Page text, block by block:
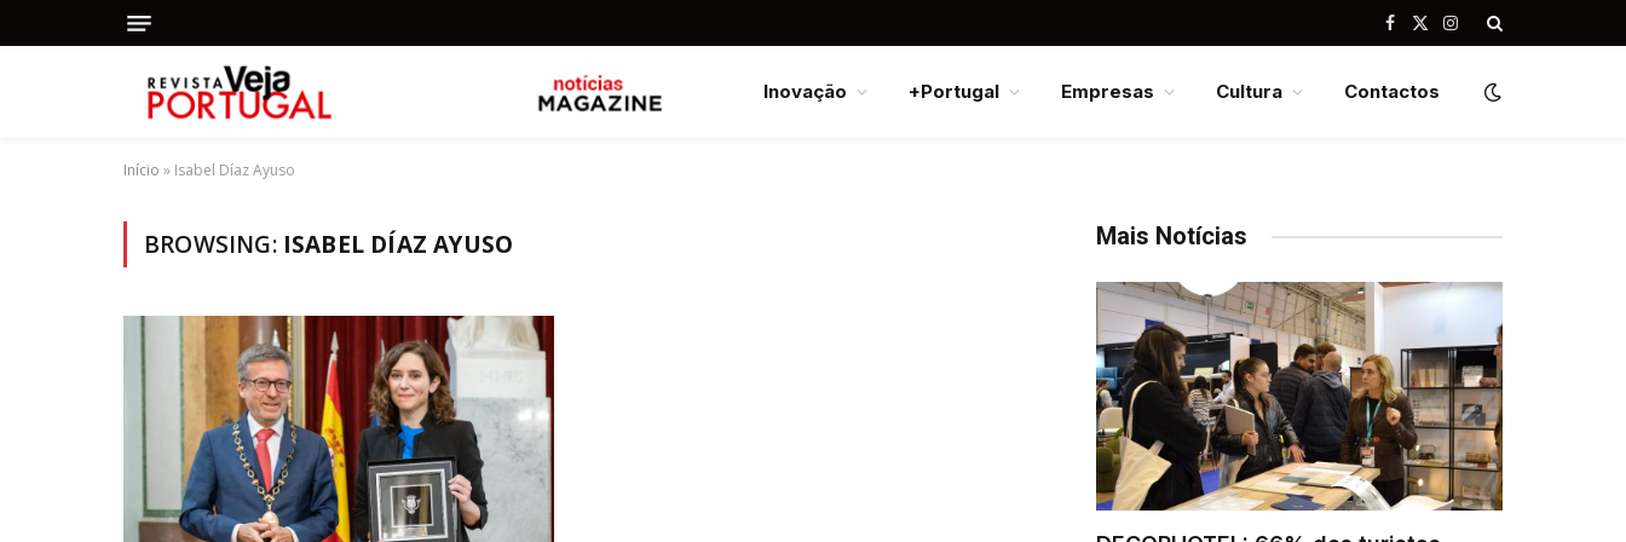
Facebook
X
Instagram
Inovação +Portugal Empresas Cultura Contactos
Início » Isabel Díaz Ayuso
BROWSING: ISABEL DÍAZ AYUSO Mais Notícias